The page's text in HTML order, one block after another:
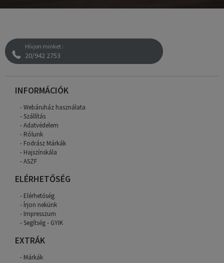
Hívjon minket :
20/942 2753
INFORMÁCIÓK
Webáruház használata
Szállítás
Adatvédelem
Rólunk
Fodrász Márkák
Hajszínskála
ASZF
ELÉRHETŐSÉG
Elérhetőség
Írjon nekünk
Impresszum
Segítség - GYIK
EXTRÁK
Márkák